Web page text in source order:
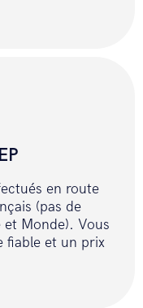
x-
en route
(pas de
et Monde). Vous
fiable et un prix